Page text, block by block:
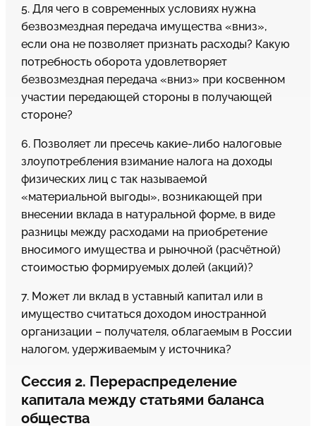
5. Для чего в современных условиях нужна
безвозмездная передача имущества «вниз»,
если она не позволяет признать расходы? Какую
потребность оборота удовлетворяет
безвозмездная передача «вниз» при косвенном
участии передающей стороны в получающей
стороне?
6. Позволяет ли пресечь какие-либо налоговые
злоупотребления взимание налога на доходы
физических лиц с так называемой
«материальной выгоды», возникающей при
внесении вклада в натуральной форме, в виде
разницы между расходами на приобретение
вносимого имущества и рыночной (расчётной)
стоимостью формируемых долей (акций)?
7. Может ли вклад в уставный капитал или в
имущество считаться доходом иностранной
организации – получателя, облагаемым в России
налогом, удерживаемым у источника?
Сессия 2. Перераспределение
капитала между статьями баланса
общества